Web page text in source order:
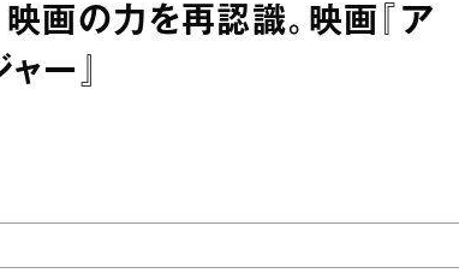
画の力を再認識。映画『ア
ー』